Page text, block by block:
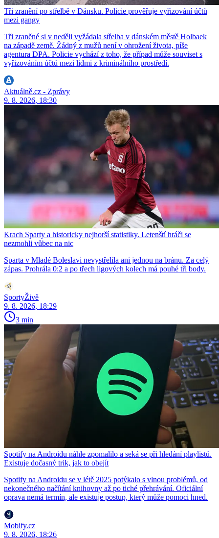
Tři zranění po střelbě v Dánsku. Policie prověřuje vyřizování účtů
mezi gangy
Tři zraněné si v neděli vyžádala střelba v dánském městě Holbaek
na západě země. Žádný z mužů není v ohrožení života, píše
agentura DPA. Policie vychází z toho, že případ může souviset s
vyřizováním účtů mezi lidmi z kriminálního prostředí.
Aktuálně.cz - Zprávy
9. 8. 2026, 18:30
Krach Sparty a historicky nejhorší statistiky. Letenští hráči se
nezmohli vůbec na nic
Sparta v Mladé Boleslavi nevystřelila ani jednou na bránu. Za celý
zápas. Prohrála 0:2 a po třech ligových kolech má pouhé tři body.
SportyŽivě
9. 8. 2026, 18:29
3 min
Spotify na Androidu náhle zpomalilo a seká se při hledání playlistů.
Existuje dočasný trik, jak to obejít
Spotify na Androidu se v létě 2025 potýkalo s vlnou problémů, od
nekonečného načítání knihovny až po tiché přehrávání. Oficiální
oprava nemá termín, ale existuje postup, který může pomoci hned.
Mobify.cz
9. 8. 2026, 18:26